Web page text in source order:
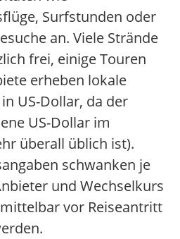
Surfstunden oder
an. Viele Strände
frei, einige Touren
erheben lokale
US-Dollar, da der
US-Dollar im
überall üblich ist).
schwanken je
und Wechselkurs
vor Reiseantritt